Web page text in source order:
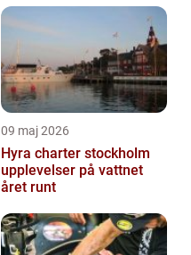
09 maj 2026
Hyra charter stockholm
upplevelser på vattnet
året runt